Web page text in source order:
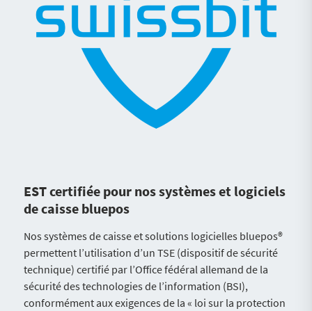
EST certifiée pour nos systèmes et logiciels
de caisse bluepos
Nos systèmes de caisse et solutions logicielles bluepos®
permettent l’utilisation d’un TSE (dispositif de sécurité
technique) certifié par l’Office fédéral allemand de la
sécurité des technologies de l’information (BSI),
conformément aux exigences de la « loi sur la protection